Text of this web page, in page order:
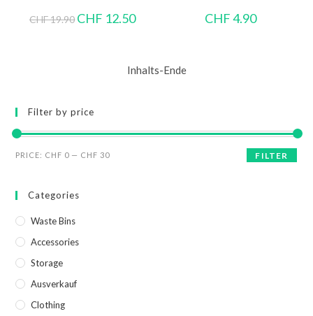
CHF19.90 CHF 12.50 CHF4.90
Inhalts-Ende
Filter by price
FILTER
PRICE: CHF 0 — CHF 30
Categories
Waste Bins
Accessories
Storage
Ausverkauf
Clothing